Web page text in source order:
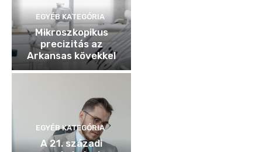
EGYÉB KATEGÓRIA
Mikroszkopikus
precizitás az
Arkansas kövekkel
EGYÉB KATEGÓRIA
A 21. századi